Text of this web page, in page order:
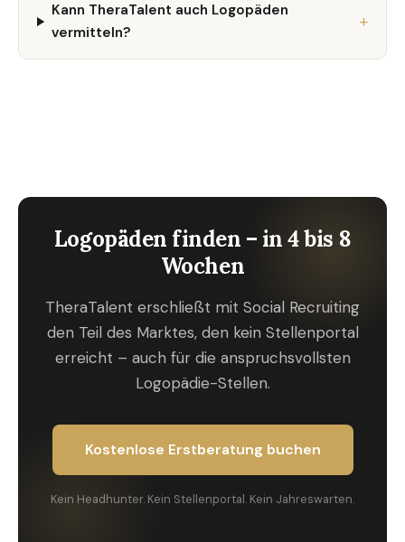
Kann TheraTalent auch Logopäden
vermitteln?
Logopäden finden – in 4 bis 8
Wochen
TheraTalent erschließt mit Social Recruiting
den Teil des Marktes, den kein Stellenportal
erreicht – auch für die anspruchsvollsten
Logopädie-Stellen.
Kostenlose Erstberatung buchen
Kein Headhunter. Kein Stellenportal. Kein Jahreswarten.